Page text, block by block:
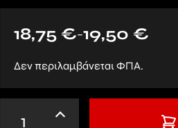
18,75€–19,50€
Δεν περιλαμβάνεται ΦΠΑ.